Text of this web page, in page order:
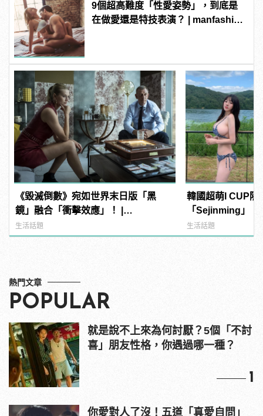
9個超高難度「性愛姿勢」，到底是
在做愛還是特技表演？ | manfashion
《毀滅倒數》宛如世界末日版「黑
鏡」融合「衝擊效應」！ |
manfashion這樣變型男
生活話題
韓國超萌I CUP隱
「Sejinming」
了吧！ |
生活話題
熱門文章
POPULAR
就是說不上來為何討厭？5個「不討
喜」朋友性格，你遇過哪一種？
1
你愛對人了沒！五道「真愛自問」